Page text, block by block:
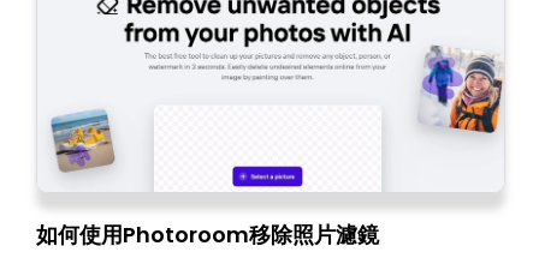
如何使用Photoroom移除照片濾鏡